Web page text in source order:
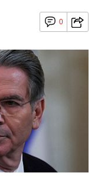
0